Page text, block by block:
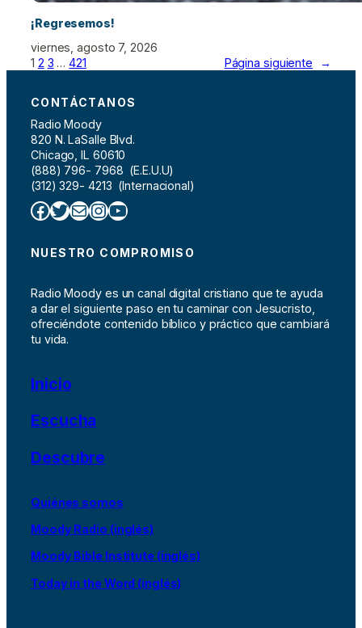
¡Regresemos!
viernes, agosto 7, 2026
1 2 3 … 421 Página siguiente →
CONTÁCTANOS
Radio Moody
820 N. LaSalle Blvd.
Chicago, IL 60610
(888) 796- 7968 (E.E.U.U)
(312) 329- 4213 (Internacional)
Facebook Twitter Correo electrónico InstagramYouTube
NUESTRO COMPROMISO
Radio Moody es un canal digital cristiano que te ayuda
a dar el siguiente paso en tu caminar con Jesucristo,
ofreciéndote contenido bíblico y práctico que cambiará
tu vida.
Inicio
Escucha
Descubre
Quiénes somos
Moody Radio (inglés)
Moody Bible Institute (inglés)
Today in the Word (inglés)